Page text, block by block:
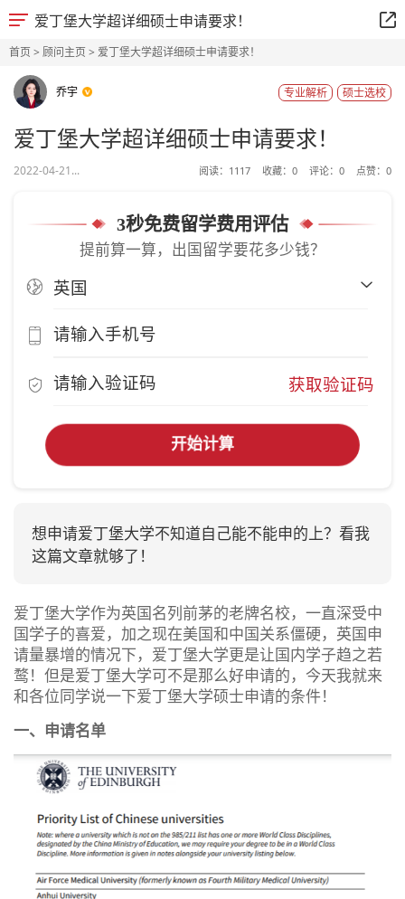
爱丁堡大学超详细硕士申请要求！
首页> 顾问主页> 爱丁堡大学超详细硕士申请要求！
乔宇 硕士选校
专业解析
爱丁堡大学超详细硕士申请要求！
2022-04-21... 阅读： 1117 收藏： 0 评论： 0 点赞： 0
3秒免费留学费用评估
提前算一算，出国留学要花多少钱？
获取验证码
开始计算
想申请爱丁堡大学不知道自己能不能申的上？看我
这篇文章就够了！
爱丁堡大学作为英国名列前茅的老牌名校，一直深受中
国学子的喜爱，加之现在美国和中国关系僵硬，英国申
请量暴增的情况下，爱丁堡大学更是让国内学子趋之若
鹜！但是爱丁堡大学可不是那么好申请的，今天我就来
和各位同学说一下爱丁堡大学硕士申请的条件！
一、申请名单